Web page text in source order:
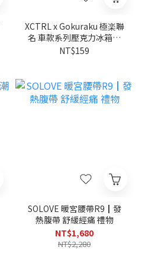
XCTRL x Gokuraku 極楽聯
名 車款系列壓克力冰箱貼
(7款)┃JDM經典車 居家 磁
NT$159
SOLOVE 暖宮腰帶R9┃發
熱腹帶 舒緩經痛 禮物
NT$1,680
NT$2,280